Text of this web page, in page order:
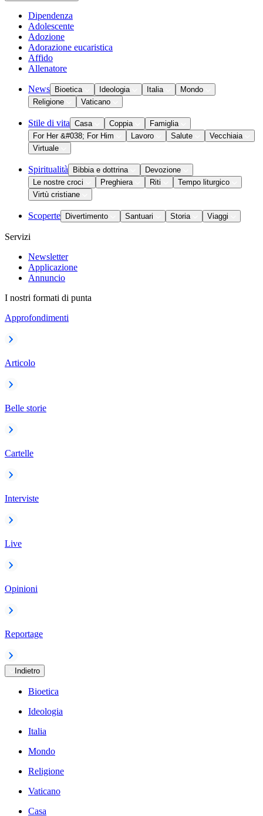
Dipendenza
Adolescente
Adozione
Adorazione eucaristica
Affido
Allenatore
News Bioetica Ideologia Italia
Mondo
Religione
Vaticano
Stile di vita Casa Coppia
Famiglia
For Her &#038; For Him
Lavoro Salute
Vecchiaia
Virtuale
Spiritualità Bibbia e dottrina
Devozione
Le nostre croci
Preghiera Riti
Tempo liturgico
Virtù cristiane
Scoperte Divertimento Santuari Storia Viaggi
Servizi
Newsletter
Applicazione
Annuncio
I nostri formati di punta
Approfondimenti
Articolo
Belle storie
Cartelle
Interviste
Live
Opinioni
Reportage
Indietro
Bioetica
Ideologia
Italia
Mondo
Religione
Vaticano
Casa